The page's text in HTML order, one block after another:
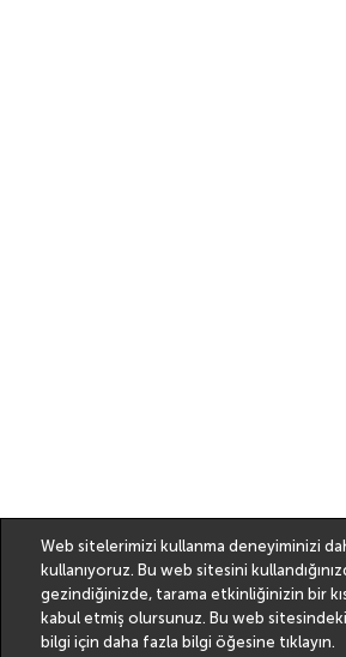
Web sitelerimizi kullanma deneyiminizi
kullanıyoruz. Bu web sitesini
gezindiğinizde, tarama etkinliğinizin bir
kabul etmiş olursunuz. Bu web sitesindeki
bilgi içindaha fazla bilgi öğesine tıklayın.